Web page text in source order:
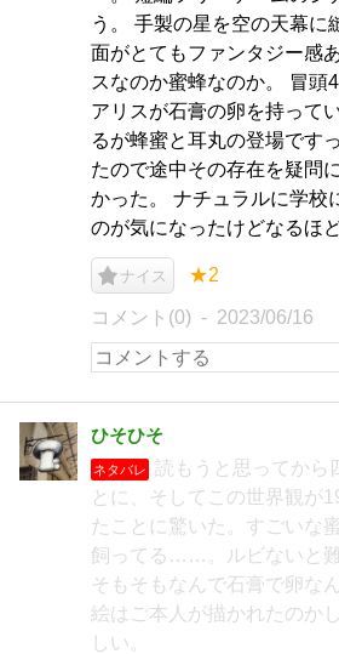
う。 手製の星を空の天幕に
面がとてもファンタジー感
スなのか蜜蜂なのか。 冒頭
アリスが石膏の卵を持って
るが蜂蜜と耳丸の登場です
たので途中その存在を疑問
かった。 ナチュラルに学校
のが気になったけどなるほ
ナイス ★2
コメント(0) 2023/06/16
ひそひそ
ネタバレ
読もうと思ってから
とに、そしてこの世界観が
たことに驚いた。すごいな
飼ってる……。ルビないと難
そもそもなんで石膏で卵な
絵はご本人が描かれたのか
しい。